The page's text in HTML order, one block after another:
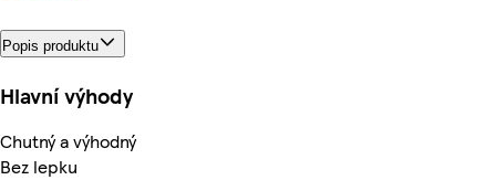
Popis produktu
Hlavní výhody
Chutný a výhodný
Bez lepku